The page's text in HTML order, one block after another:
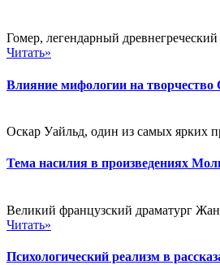
Гомер, легендарный древнегреческий
Читать»
Влияние мифологии на творчество
Оскар Уайльд, один из самых ярких
Тема насилия в произведениях
Великий французский драматург
Читать»
Психологический реализм в